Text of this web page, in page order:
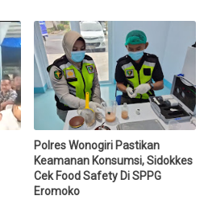
Polres Wonogiri Pastikan
Keamanan Konsumsi, Sidokkes
Cek Food Safety Di SPPG
Eromoko